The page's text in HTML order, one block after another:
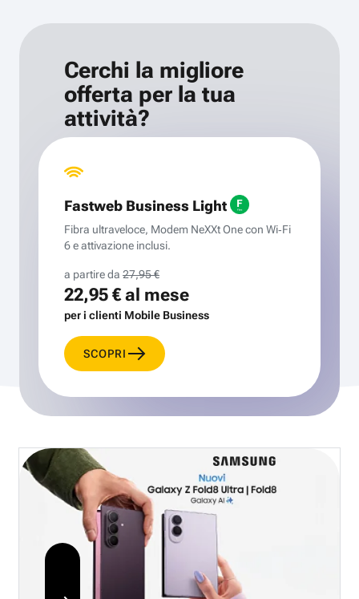
Cerchi la migliore
offerta per la tua
attività?
Fastweb Business Light
Fibra ultraveloce, Modem NeXXt One con Wi‑Fi
6 e attivazione inclusi.
a partire da 27,95 €
22,95 €al mese
per i clienti Mobile Business
SCOPRI